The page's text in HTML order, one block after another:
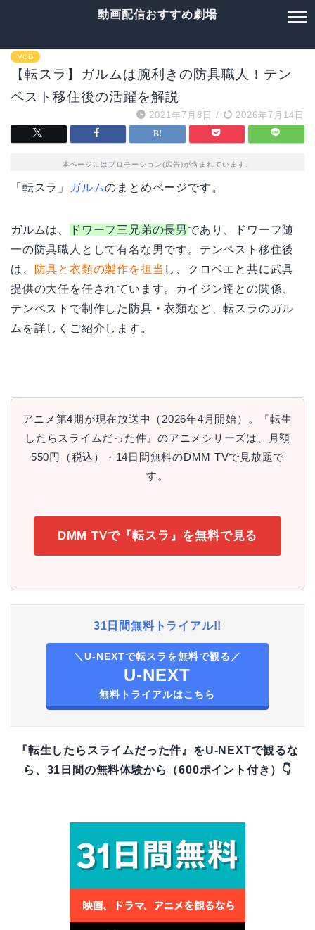
動画配信おすすめ劇場
VOD
【転スラ】ガルムは腕利きの防具職人！テン
ペスト移住後の活躍を解説
2021年7月8日 / 2026年7月14日
本ページにはプロモーション(広告)が含まれています。
「転スラ」 ガルムのまとめページです。
ガルムは、 ドワーフ三兄弟の長男 であり、ドワーフ随
一の防具職人として有名な男です。テンペスト移住後
は、
防具と衣類の製作を担当 し、クロベエと共に武具
提供の大任を任されています。カイジン達との関係、
テンペストで制作した防具・衣類など、転スラのガル
ムを詳しくご紹介します。
アニメ第4期が現在放送中（2026年4月開始）。『転生
したらスライムだった件』のアニメシリーズは、月額
550円（税込）・14日間無料のDMM TVで見放題で
す。
DMM TVで『転スラ』を無料で見る
31日間無料トライアル!!
＼U-NEXTで転スラを無料で観る／
U-NEXT
無料トライアルはこちら
『転生したらスライムだった件』をU-NEXTで観るな
ら、31日間の無料体験から（600ポイント付き）👇